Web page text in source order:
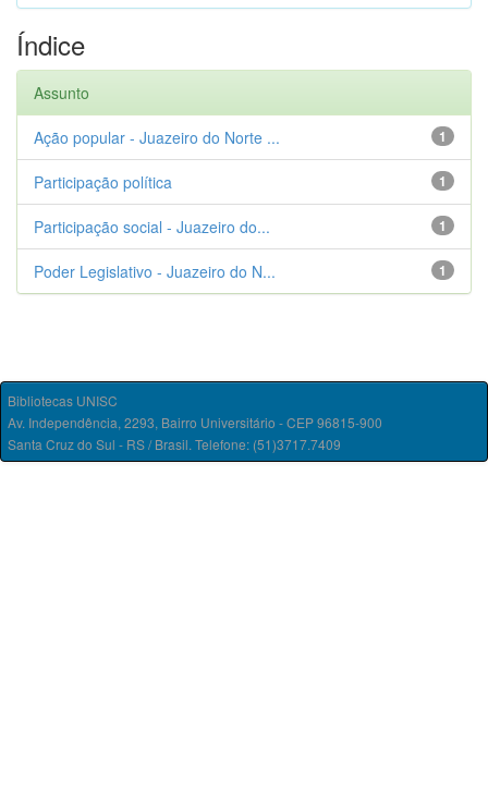
Índice
Assunto
1
Ação popular - Juazeiro do Norte ...
1
Participação política
1
Participação social - Juazeiro do...
1
Poder Legislativo - Juazeiro do N...
Bibliotecas UNISC
Av. Independência, 2293, Bairro Universitário - CEP 96815-900
Santa Cruz do Sul - RS / Brasil. Telefone: (51)3717.7409